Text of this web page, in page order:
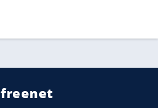
freenet